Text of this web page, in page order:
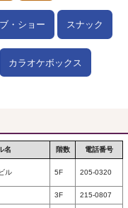
・ショー スナック
カラオケボックス
名 階数 電話番号
ル 5F 205-0320
3F 215-0807